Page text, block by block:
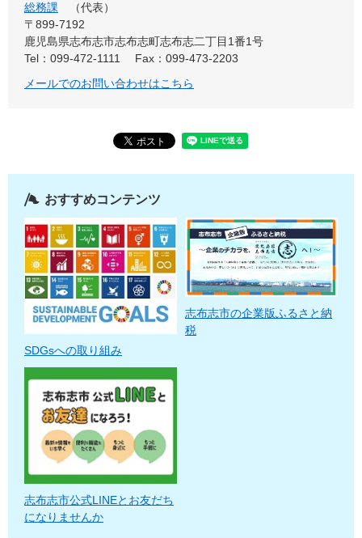
総務課
代表
〒899-7192
鹿児島県志布志市志布志町志布志二丁目1番1号
Tel：099-472-1111
Fax：099-473-2203
メールでのお問い合わせはこちら
おすすめコンテンツ
SDGsへの取り組み
志布志市の企業版ふるさと納
税
志布志市公式LINEとお友だち
になりませんか